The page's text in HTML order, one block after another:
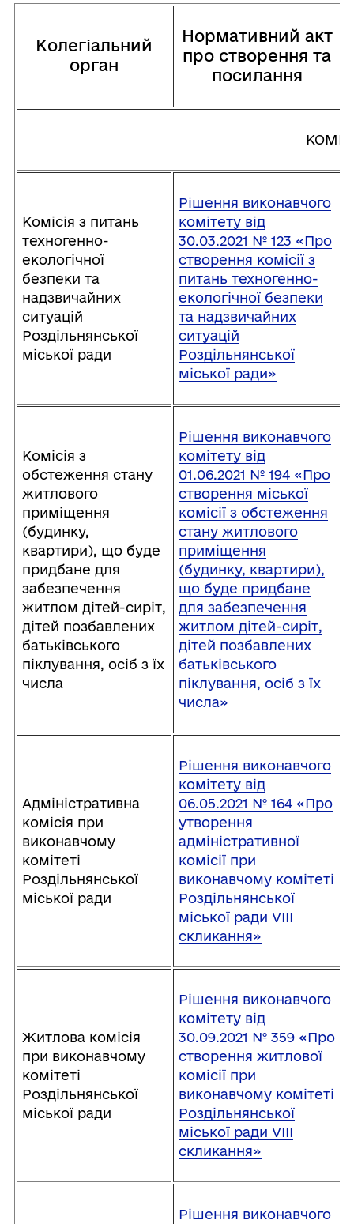
Колегіальний
орган
Нормативний акт
про створення та
посилання
Комісія з питань
техногенно-
екологічної
безпеки та
надзвичайних
ситуацій
Роздільнянської
міської ради
Рішення виконавчого
комітету від
30.03.2021 № 123 «Про
створення комісії з
питань техногенно-
екологічної безпеки
та надзвичайних
ситуацій
Роздільнянської
міської ради»
Комісія з
обстеження стану
житлового
приміщення
(будинку,
квартири), що буде
придбане для
забезпечення
житлом дітей-сиріт,
дітей позбавлених
батьківського
піклування, осіб з їх
числа
Рішення виконавчого
комітету від
01.06.2021 № 194 «Про
створення міської
комісії з обстеження
стану житлового
приміщення
(будинку, квартири),
що буде придбане
для забезпечення
житлом дітей-сиріт,
дітей позбавлених
батьківського
піклування, осіб з їх
числа»
Адміністративна
комісія при
виконавчому
комітеті
Роздільнянської
міської ради
Рішення виконавчого
комітету від
06.05.2021 № 164 «Про
утворення
адміністративної
комісії при
виконавчому комітеті
Роздільнянської
міської ради VІІІ
скликання»
Житлова комісія
при виконавчому
комітеті
Роздільнянської
міської ради
Рішення виконавчого
комітету від
30.09.2021 № 359 «Про
створення житлової
комісії при
виконавчому комітеті
Роздільнянської
міської ради VІІІ
скликання»
Рішення виконавчого